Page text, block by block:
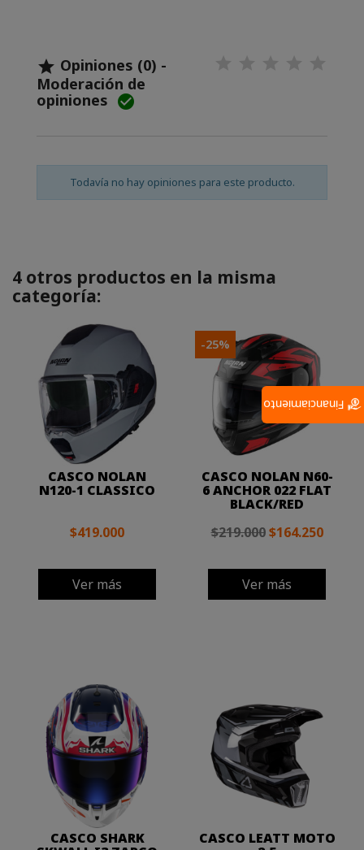
 Opiniones (0) -
Moderación de
opiniones 
Todavía no hay opiniones para este producto.
4 otros productos en la misma
categoría:
CASCO NOLAN
N120-1 CLASSICO
$419.000
Ver más
CASCO NOLAN N60-
6 ANCHOR 022 FLAT
BLACK/RED
$219.000 $164.250
Ver más
-25%
CASCO SHARK CASCO LEATT MOTO
Financiamiento